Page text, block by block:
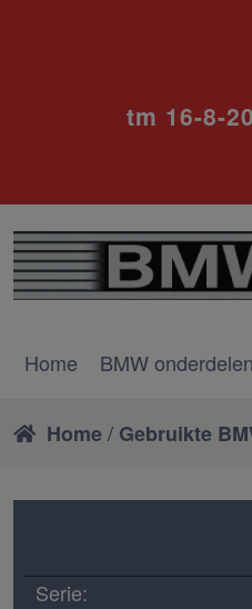
tm 16-8-
Home BMW
Home/ Gebruikte
Serie: